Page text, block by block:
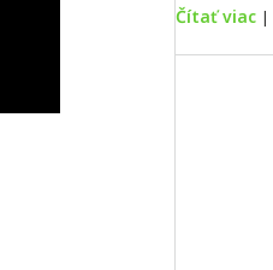
Čítať viac |